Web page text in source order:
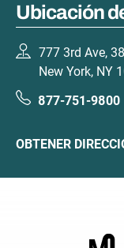
Ubicación
777 3rd Ave,
New York, NY
877-751-9800
OBTENER